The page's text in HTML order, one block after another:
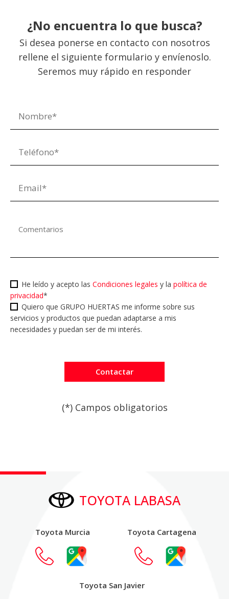
¿No encuentra lo que busca?
Si desea ponerse en contacto con nosotros
rellene el siguiente formulario y envíenoslo.
Seremos muy rápido en responder
He leído y acepto las Condiciones legales y la política de
privacidad*
Quiero que GRUPO HUERTAS me informe sobre sus
servicios y productos que puedan adaptarse a mis
necesidades y puedan ser de mi interés.
(*) Campos obligatorios
TOYOTA LABASA
Toyota Murcia Toyota Cartagena
Toyota San Javier